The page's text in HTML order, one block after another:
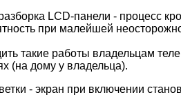
LCD-панели - процесс
при малейшей
такие работы владельцам
(на дому у владельца).
- экран при включении